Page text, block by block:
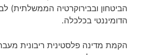
הביטחון ובבירוקרטיה הממשלתית)
הדומיננטי בכלכלה.
הקמת מדינה פלסטינית ריבונית